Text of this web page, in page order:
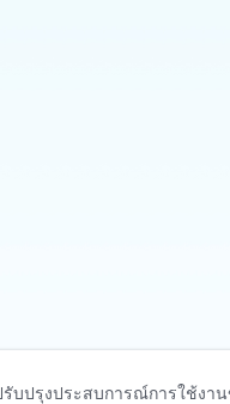
รับปรุงประสบการณ์การใช้ง